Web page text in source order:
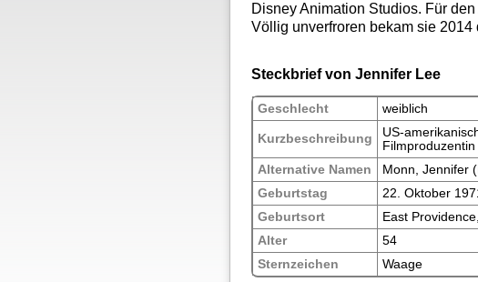
Disney Animation Studios. Für
Völlig unverfroren bekam sie 2014
Steckbrief von Jennifer Lee
Geschlecht weiblich
Kurzbeschreibung
US-
Filmproduzentin
Alternative Namen
Monn, Jennifer
Geburtstag
22. Oktober
Geburtsort
East
Alter
54
Sternzeichen
Waage